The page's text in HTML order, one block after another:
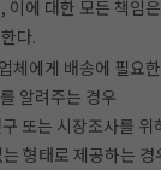
이에 대한 모든 책임
다.
체에게 배송에 필요
알려주는 경우
또는 시장조사를
형태로 제공하는 경